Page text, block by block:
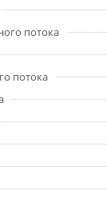
потока
потока